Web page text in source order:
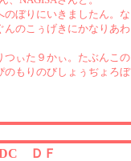
のぼりにいきましたん。な
のこぅげきにかなりあわ
つぃた９かぃ。たぶんこの
のもりのびしょぅぢょろぼ
DC ＤＦ